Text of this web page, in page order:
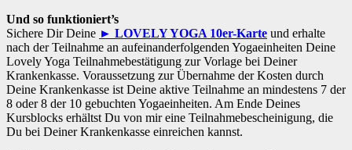
Und so funktioniert’s
Sichere Dir Deine ► LOVELY YOGA 10er-Karte und erhalte
nach der Teilnahme an aufeinanderfolgenden Yogaeinheiten Deine
Lovely Yoga Teilnahmebestätigung zur Vorlage bei Deiner
Krankenkasse. Voraussetzung zur Übernahme der Kosten durch
Deine Krankenkasse ist Deine aktive Teilnahme an mindestens 7 der
8 oder 8 der 10 gebuchten Yogaeinheiten. Am Ende Deines
Kursblocks erhältst Du von mir eine Teilnahmebescheinigung, die
Du bei Deiner Krankenkasse einreichen kannst.